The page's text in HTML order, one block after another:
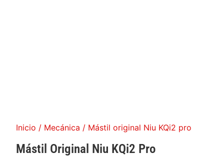
Inicio / Mecánica / Mástil original Niu KQi2 pro
Mástil Original Niu KQi2 Pro